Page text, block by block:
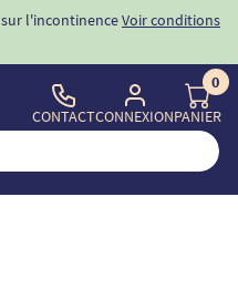
sur l'incontinenceVoir conditions
CONTACTCONNEXION
0
PANIER